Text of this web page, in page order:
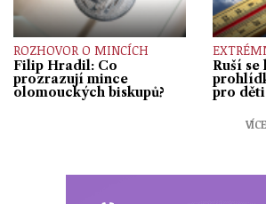
ROZHOVOR O MINCÍCH
Filip Hradil: Co
prozrazují mince
olomouckých biskupů?
Ruší se
pro děti